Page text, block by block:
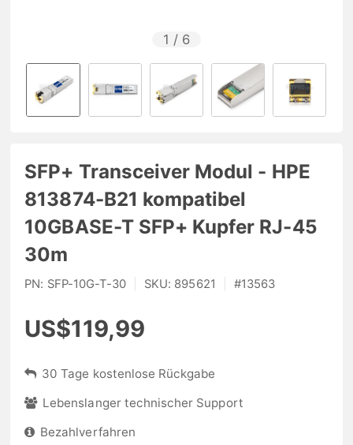
1 / 6
SFP+ Transceiver Modul - HPE
813874-B21 kompatibel
10GBASE-T SFP+ Kupfer RJ-45
30m
PN: SFP-10G-T-30 SKU: 895621 #13563
US$119,99
30 Tage kostenlose Rückgabe
Lebenslanger technischer Support
Bezahlverfahren